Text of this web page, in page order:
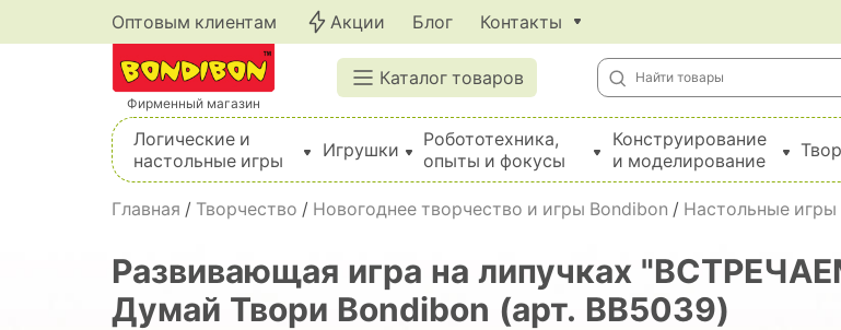
Оптовым клиентам Акции Блог Контакты
Фирменный магазин
Каталог товаров
Логические и
настольные игры
Игрушки
Робототехника,
опыты и фокусы
Конструирование
и моделирование
Главная / Творчество / Новогоднее творчество и игры Bondibon / Настольные игры
Развивающая игра на липучках
Думай Твори Bondibon (арт. ВВ5039)